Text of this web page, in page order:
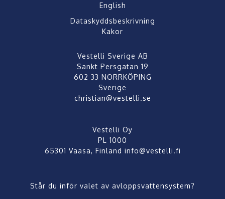
English
Dataskyddsbeskrivning
Kakor
Vestelli Sverige AB
Sankt Persgatan 19
602 33 NORRKÖPING
Sverige
christian@vestelli.se
Vestelli Oy
PL 1000
65301 Vaasa, Finland info@vestelli.fi
Står du inför valet av avloppsvattensystem?